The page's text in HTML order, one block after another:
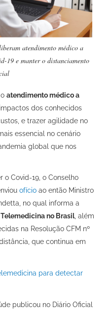
atendimento médico a
19 e manter o distanciamento
atendimento médico a
dos conhecidos
e trazer agilidade no
essencial no cenário
global que nos
Covid-19, o Conselho
ofícioao então Ministro
no qual informa a
no Brasil, além
na Resolução CFM nº
que continua em
para detectar
publicou no Diário Oficial